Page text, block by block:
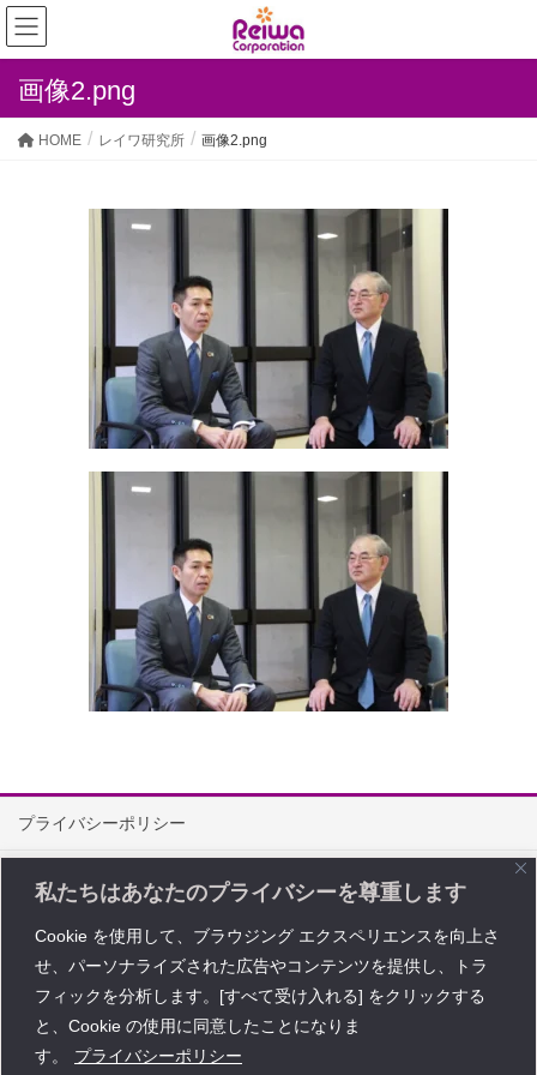
私たちはあなたのプライバシーを尊重します
Cookie を使用して、ブラウジング エクスペリエンスを向上さ
せ、パーソナライズされた広告やコンテンツを提供し、トラ
フィックを分析します。[すべて受け入れる] をクリックする
と、Cookie の使用に同意したことになりま
す。
プライバシーポリシー
画像2.png
HOME レイワ研究所 画像2.png
プライバシーポリシー
情報セキュリティ方針
特定商取引に関する法律に基づく表記
Copyright © レイワ・コーポレーション All Rights Reserved.